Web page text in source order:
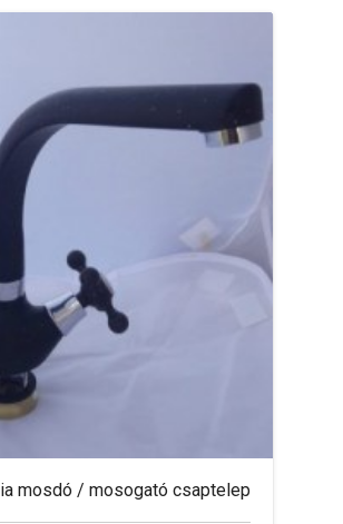
mosdó / mosogató csaptelep